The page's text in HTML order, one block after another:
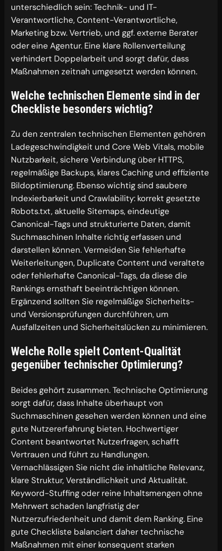
unterschiedlich sein: Technik- und IT-
Verantwortliche, Content-Verantwortliche,
Marketing bzw. Vertrieb, und ggf. externe Berater
oder eine Agentur. Eine klare Rollenverteilung
verhindert Doppelarbeit und sorgt dafür, dass
Maßnahmen zeitnah umgesetzt werden können.
Welche technischen Elemente sind in der
Checkliste besonders wichtig?
Zu den zentralen technischen Elementen gehören
Ladegeschwindigkeit und Core Web Vitals, mobile
Nutzbarkeit, sichere Verbindung über HTTPS,
regelmäßige Backups, klares Caching und effiziente
Bildoptimierung. Ebenso wichtig sind saubere
Indexierbarkeit und Crawlability: korrekt gesetzte
Robots.txt, aktuelle Sitemaps, eindeutige
Canonical-Tags und strukturierte Daten, damit
Suchmaschinen Inhalte richtig erfassen und
darstellen können. Vermeiden Sie fehlerhafte
Weiterleitungen, Duplicate Content und veraltete
oder fehlerhafte Canonical-Tags, da diese die
Rankings ernsthaft beeinträchtigen können.
Ergänzend sollten Sie regelmäßige Sicherheits-
und Versionsprüfungen durchführen, um
Ausfallzeiten und Sicherheitslücken zu minimieren.
Welche Rolle spielt Content-Qualität
gegenüber technischer Optimierung?
Beides gehört zusammen. Technische Optimierung
sorgt dafür, dass Inhalte überhaupt von
Suchmaschinen gesehen werden können und eine
gute Nutzererfahrung bieten. Hochwertiger
Content beantwortet Nutzerfragen, schafft
Vertrauen und führt zu Handlungen.
Vernachlässigen Sie nicht die inhaltliche Relevanz,
klare Struktur, Verständlichkeit und Aktualität.
Keyword-Stuffing oder reine Inhaltsmengen ohne
Mehrwert schaden langfristig der
Nutzerzufriedenheit und damit dem Ranking. Eine
gute Checkliste balanciert daher technische
Maßnahmen mit einer konsequent starken